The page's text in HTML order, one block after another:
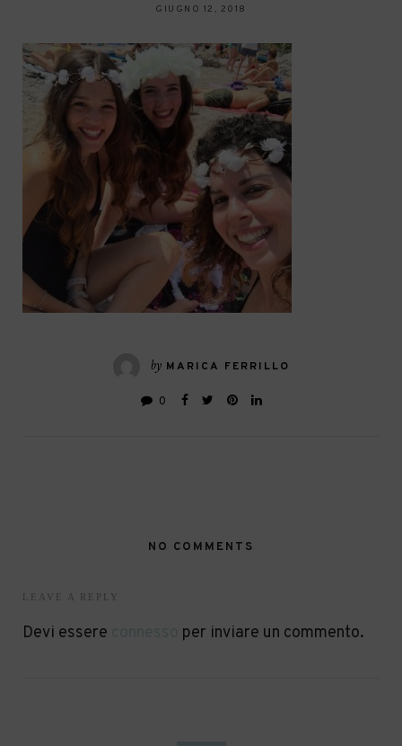
GIUGNO 12, 2018
by MARICA FERRILLO
0
NO COMMENTS
LEAVE A REPLY
Devi essere per inviare un commento.